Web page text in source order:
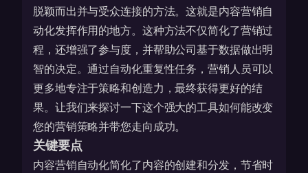
脱颖而出并与受众连接的方法。这就是内容营销自
动化发挥作用的地方。这种方法不仅简化了营销过
程，还增强了参与度，并帮助公司基于数据做出明
智的决定。通过自动化重复性任务，营销人员可以
更多地专注于策略和创造力，最终获得更好的结
果。让我们来探讨一下这个强大的工具如何能改变
您的营销策略并带您走向成功。
关键要点
内容营销自动化简化了内容的创建和分发，节省时